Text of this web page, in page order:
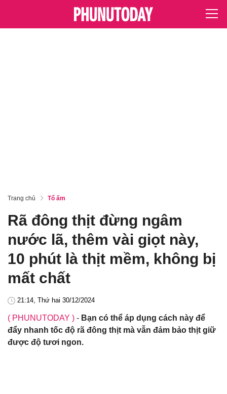
Trang chủ Tổ ấm
Rã đông thịt đừng ngâm
nước lã, thêm vài giọt này,
10 phút là thịt mềm, không bị
mất chất
21:14, Thứ hai 30/12/2024
( PHUNUTODAY ) - Bạn có thể áp dụng cách này để
đẩy nhanh tốc độ rã đông thịt mà vẫn đảm bảo thịt giữ
được độ tươi ngon.